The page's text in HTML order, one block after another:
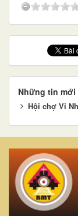
Những tin mới
Hội chợ Vi